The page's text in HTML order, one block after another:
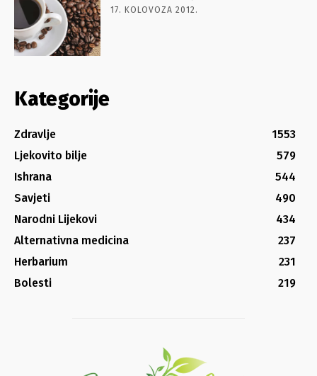
17. KOLOVOZA 2012.
Kategorije
Zdravlje
1553
Ljekovito bilje
579
Ishrana
544
Savjeti
490
Narodni Lijekovi
434
Alternativna medicina
237
Herbarium
231
Bolesti
219